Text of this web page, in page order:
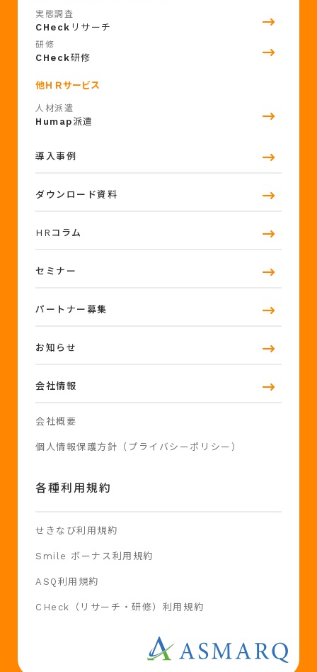
実態調査
CHeck リサーチ
研修
CHeck研修
他ＨＲサービス
人材派遣
Humap 派遣
導入事例
ダウンロード資料
HRコラム
セミナー
パートナー募集
お知らせ
会社情報
会社概要
個人情報保護方針（プライバシーポリシー）
各種利用規約
せきなび利用規約
Smile ボーナス利用規約
ASQ利用規約
CHeck（リサーチ・研修）利用規約